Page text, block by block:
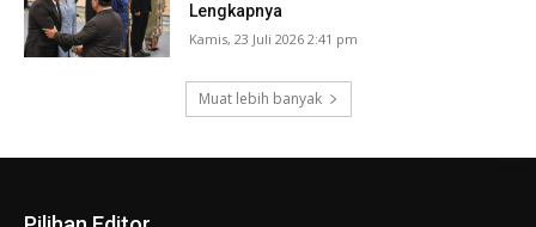
Lengkapnya
Kamis, 23 Juli 2026 2:41 pm
Muat lebih banyak